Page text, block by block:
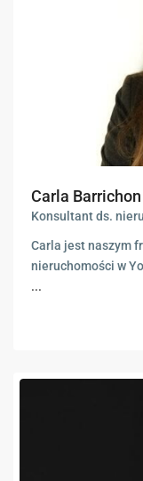
Carla Barrichon
Konsultant ds.
Carla jest naszym
nieruchomości w
...